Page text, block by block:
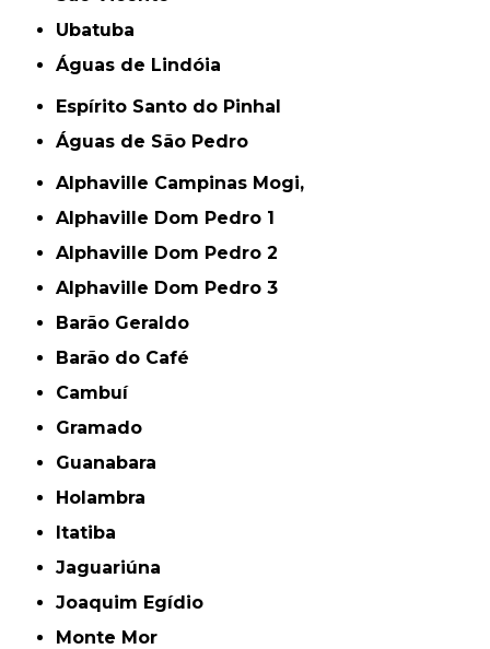
Ubatuba
Águas de Lindóia
Espírito Santo do Pinhal
Águas de São Pedro
Alphaville Campinas Mogi,
Alphaville Dom Pedro 1
Alphaville Dom Pedro 2
Alphaville Dom Pedro 3
Barão Geraldo
Barão do Café
Cambuí
Gramado
Guanabara
Holambra
Itatiba
Jaguariúna
Joaquim Egídio
Monte Mor